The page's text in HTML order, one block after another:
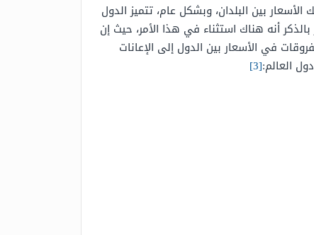
بين البلدان، وبشكل عام، تتميز الدول
بالذكر أنه هناك استثناء في هذا الأمر، حيث إن
في الأسعار بين الدول إلى الإعانات
العالم:[3]